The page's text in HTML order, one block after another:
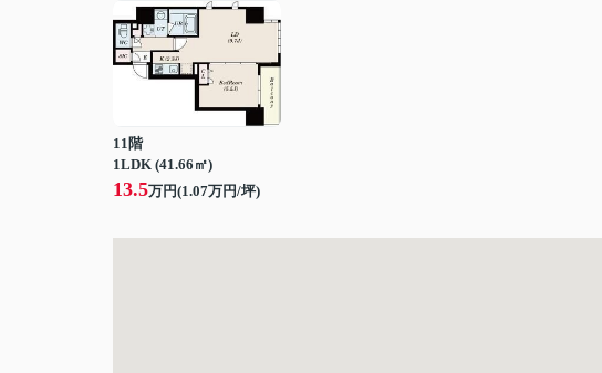
11階
1LDK (41.66㎡)
13.5万円(1.07万円/坪)